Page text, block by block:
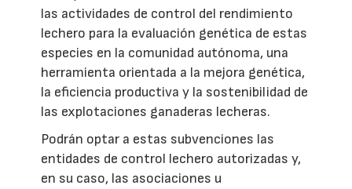
las actividades de control del rendimiento
lechero para la evaluación genética de estas
especies en la comunidad autónoma, una
herramienta orientada a la mejora genética,
la eficiencia productiva y la sostenibilidad de
las explotaciones ganaderas lecheras.
Podrán optar a estas subvenciones las
entidades de control lechero autorizadas y,
en su caso, las asociaciones u